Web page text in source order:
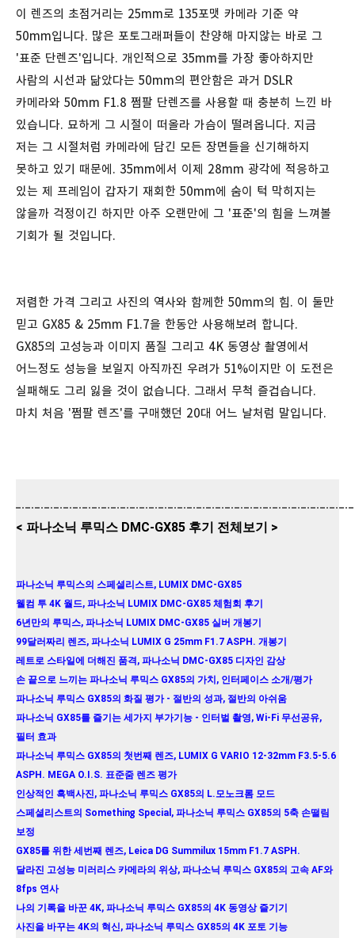
이 렌즈의 초점거리는 25mm로 135포맷 카메라 기준 약
50mm입니다. 많은 포토그래퍼들이 찬양해 마지않는 바로 그
'표준 단렌즈'입니다. 개인적으로 35mm를 가장 좋아하지만
사람의 시선과 닮았다는 50mm의 편안함은 과거 DSLR
카메라와 50mm F1.8 쩜팔 단렌즈를 사용할 때 충분히 느낀 바
있습니다. 묘하게 그 시절이 떠올라 가슴이 떨려옵니다. 지금
저는 그 시절처럼 카메라에 담긴 모든 장면들을 신기해하지
못하고 있기 때문에. 35mm에서 이제 28mm 광각에 적응하고
있는 제 프레임이 갑자기 재회한 50mm에 숨이 턱 막히지는
않을까 걱정이긴 하지만 아주 오랜만에 그 '표준'의 힘을 느껴볼
기회가 될 것입니다.
저렴한 가격 그리고 사진의 역사와 함께한 50mm의 힘. 이 둘만
믿고 GX85 & 25mm F1.7을 한동안 사용해보려 합니다.
GX85의 고성능과 이미지 품질 그리고 4K 동영상 촬영에서
어느정도 성능을 보일지 아직까진 우려가 51%이지만 이 도전은
실패해도 그리 잃을 것이 없습니다. 그래서 무척 즐겁습니다.
마치 처음 '쩜팔 렌즈'를 구매했던 20대 어느 날처럼 말입니다.
< 파나소닉 루믹스 DMC-GX85 후기 전체보기 >
파나소닉 루믹스의 스페셜리스트, LUMIX DMC-GX85
웰컴 투 4K 월드, 파나소닉 LUMIX DMC-GX85 체험회 후기
6년만의 루믹스, 파나소닉 LUMIX DMC-GX85 실버 개봉기
99달러짜리 렌즈, 파나소닉 LUMIX G 25mm F1.7 ASPH. 개봉기
레트로 스타일에 더해진 품격, 파나소닉 DMC-GX85 디자인 감상
손 끝으로 느끼는 파나소닉 루믹스 GX85의 가치, 인터페이스 소개/평가
파나소닉 루믹스 GX85의 화질 평가 - 절반의 성과, 절반의 아쉬움
파나소닉 GX85를 즐기는 세가지 부가기능 - 인터벌 촬영, Wi-Fi 무선공유,
필터 효과
파나소닉 루믹스 GX85의 첫번째 렌즈, LUMIX G VARIO 12-32mm F3.5-5.6
ASPH. MEGA O.I.S. 표준줌 렌즈 평가
인상적인 흑백사진, 파나소닉 루믹스 GX85의 L.모노크롬 모드
스페셜리스트의 Something Special, 파나소닉 루믹스 GX85의 5축 손떨림
보정
GX85를 위한 세번째 렌즈, Leica DG Summilux 15mm F1.7 ASPH.
달라진 고성능 미러리스 카메라의 위상, 파나소닉 루믹스 GX85의 고속 AF와
8fps 연사
나의 기록을 바꾼 4K, 파나소닉 루믹스 GX85의 4K 동영상 즐기기
사진을 바꾸는 4K의 혁신, 파나소닉 루믹스 GX85의 4K 포토 기능